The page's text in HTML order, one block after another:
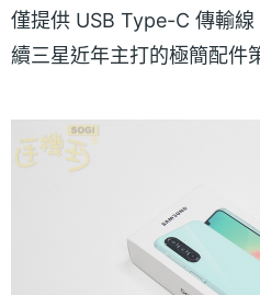
僅提供 USB Type-C 傳輸
續三星近年主打的極簡配件